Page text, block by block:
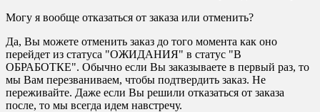
Могу я вообще отказаться от заказа или отменить?
Да, Вы можете отменить заказ до того момента как оно
перейдет из статуса "ОЖИДАНИЯ" в статус "В
ОБРАБОТКЕ". Обычно если Вы заказываете в первый раз, то
мы Вам перезваниваем, чтобы подтвердить заказ. Не
переживайте. Даже если Вы решили отказаться от заказа
после, то мы всегда идем навстречу.